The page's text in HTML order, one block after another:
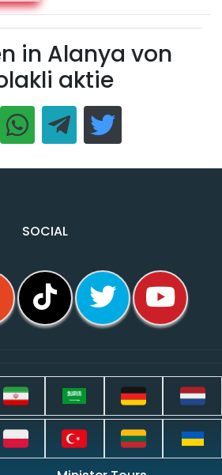
in Alanya von
aktie
SOCIAL